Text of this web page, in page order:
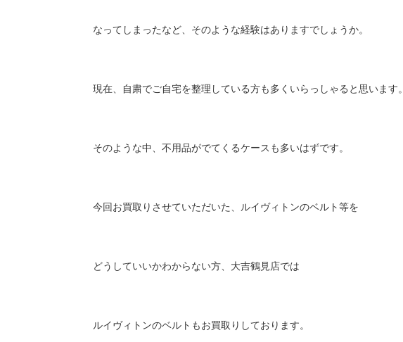
なってしまったなど、そのような経験はありますでしょうか。
現在、自粛でご自宅を整理している方も多くいらっしゃると思います。
そのような中、不用品がでてくるケースも多いはずです。
今回お買取りさせていただいた、ルイヴィトンのベルト等を
どうしていいかわからない方、大吉鶴見店では
ルイヴィトンのベルトもお買取りしております。